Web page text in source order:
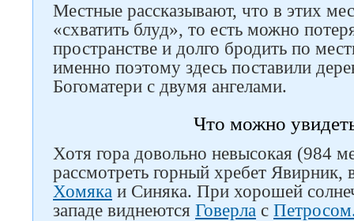
Местные рассказывают, что в этих
«схватить блуд», то есть можно
пространстве и долго бродить по
именно поэтому здесь поставили
Богоматери с двумя ангелами.
Что можно
Хотя гора довольно невысокая (984
рассмотреть горный хребет
Хомяка и Синяка. При хорошей
западе виднеются Говерла с
Следите за нами в соцсетях